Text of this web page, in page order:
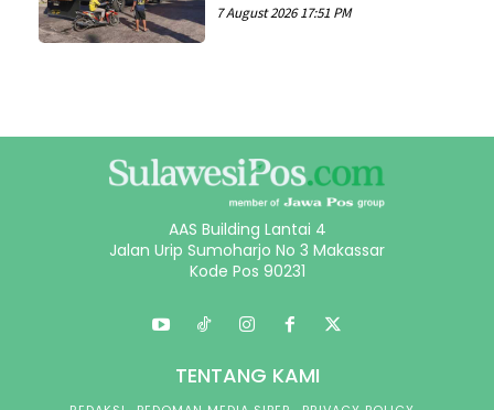
7 August 2026 17:51 PM
AAS Building Lantai 4
Jalan Urip Sumoharjo No 3 Makassar
Kode Pos 90231
TENTANG KAMI